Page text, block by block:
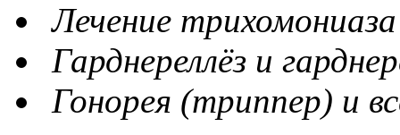
Лечение
Гарднереллёз и
Гонорея (триппер) и